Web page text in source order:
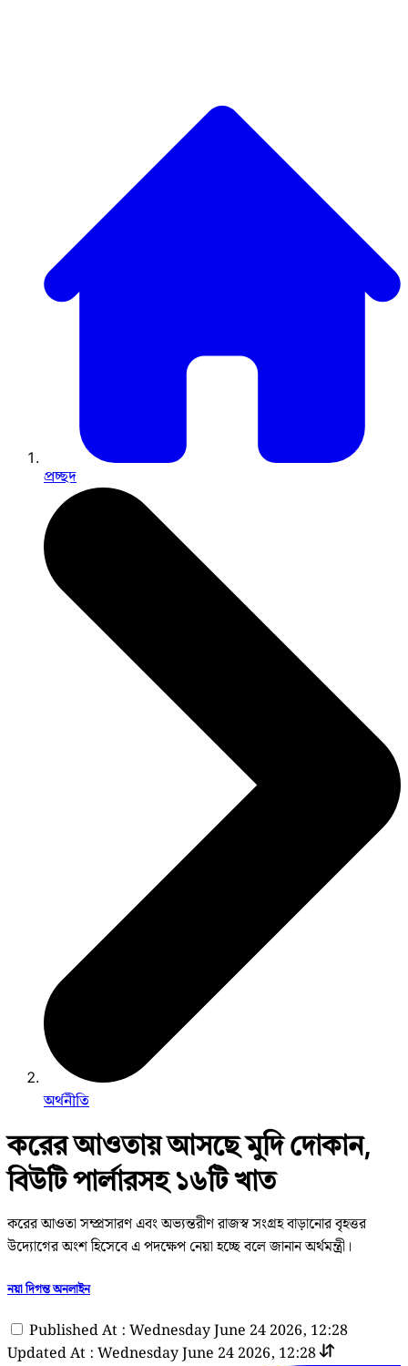
প্রচ্ছদ
অর্থনীতি
করের আওতায় আসছে মুদি দোকান,
বিউটি পার্লারসহ ১৬টি খাত
করের আওতা সম্প্রসারণ এবং অভ্যন্তরীণ রাজস্ব সংগ্রহ বাড়ানোর বৃহত্তর
উদ্যোগের অংশ হিসেবে এ পদক্ষেপ নেয়া হচ্ছে বলে জানান অর্থমন্ত্রী।
নয়া দিগন্ত অনলাইন
Published At : Wednesday June 24 2026, 12:28
Updated At : Wednesday June 24 2026, 12:28